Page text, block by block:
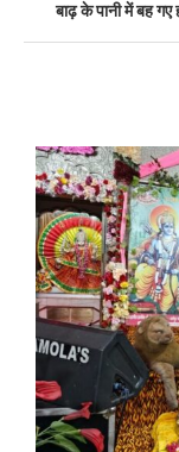
बाढ़ के पानी में बह गए